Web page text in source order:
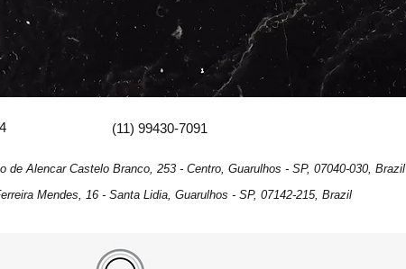
(11) 99430-7091
Castelo Branco, 253 - Centro, Guarulhos - SP, 07040-030, Brazil
16 - Santa Lidia, Guarulhos - SP, 07142-215, Brazil